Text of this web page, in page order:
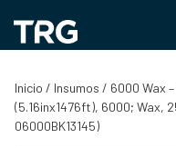
contenido
Inicio / Insumos / 6000 Wax
(5.16inx1476ft), 6000; Wax,
06000BK13145)